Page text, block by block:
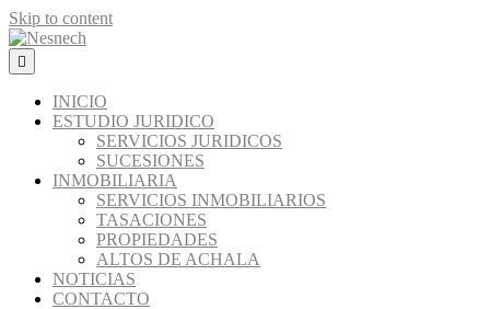
Skip to content
INICIO
ESTUDIO JURIDICO
SERVICIOS JURIDICOS
SUCESIONES
INMOBILIARIA
SERVICIOS INMOBILIARIOS
TASACIONES
PROPIEDADES
ALTOS DE ACHALA
NOTICIAS
CONTACTO